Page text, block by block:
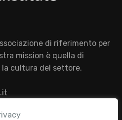
di riferimento per
mission è quella di
la cultura del settore.